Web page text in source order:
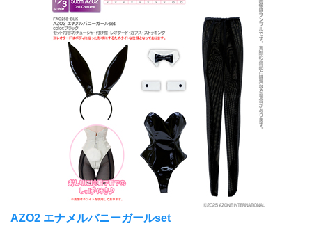
AZO2 エナメルバニーガールset